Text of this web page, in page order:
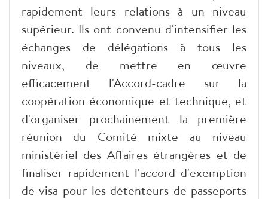
rapidement leurs relations à un niveau
supérieur. Ils ont convenu d'intensifier les
échanges de délégations à tous les
niveaux, de mettre en œuvre
efficacement l'Accord-cadre sur la
coopération économique et technique, et
d'organiser prochainement la première
réunion du Comité mixte au niveau
ministériel des Affaires étrangères et de
finaliser rapidement l'accord d'exemption
de visa pour les détenteurs de passeports